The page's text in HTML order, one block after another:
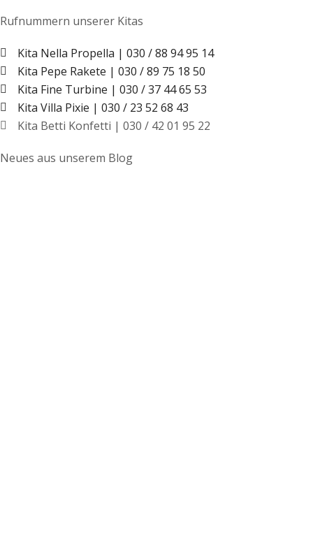
Rufnummern unserer Kitas
Kita Nella Propella | 030 / 88 94 95 14
Kita Pepe Rakete | 030 / 89 75 18 50
Kita Fine Turbine | 030 / 37 44 65 53
Kita Villa Pixie | 030 / 23 52 68 43
Kita Betti Konfetti | 030 / 42 01 95 22
Neues aus unserem Blog